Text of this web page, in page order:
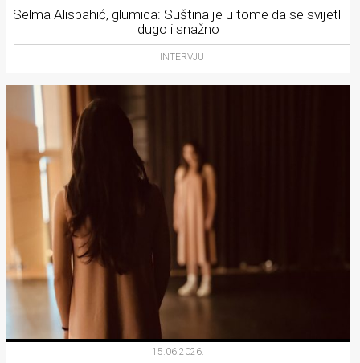
Selma Alispahić, glumica: Suština je u tome da se svijetli
dugo i snažno
INTERVJU
15.06.2026.